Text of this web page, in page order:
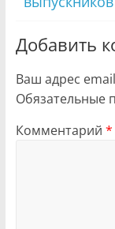
Добавить
Ваш адрес
Обязательные
Комментарий *